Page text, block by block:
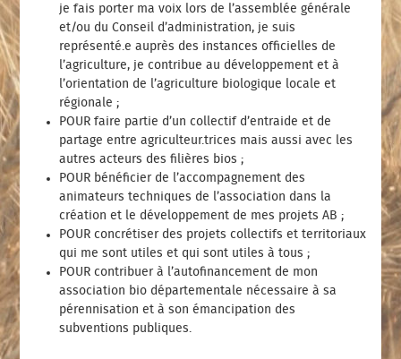
je fais porter ma voix lors de l’assemblée générale
et/ou du Conseil d’administration, je suis
représenté.e auprès des instances officielles de
l’agriculture, je contribue au développement et à
l’orientation de l’agriculture biologique locale et
régionale ;
POUR faire partie d’un collectif d’entraide et de
partage entre agriculteur.trices mais aussi avec les
autres acteurs des filières bios ;
POUR bénéficier de l’accompagnement des
animateurs techniques de l’association dans la
création et le développement de mes projets AB ;
POUR concrétiser des projets collectifs et territoriaux
qui me sont utiles et qui sont utiles à tous ;
POUR contribuer à l’autofinancement de mon
association bio départementale nécessaire à sa
pérennisation et à son émancipation des
subventions publiques.